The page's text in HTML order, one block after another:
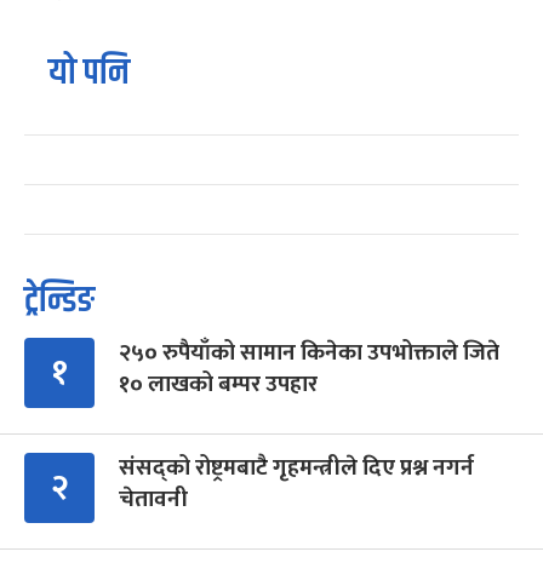
यो पनि
ट्रेन्डिङ
१
२५० रुपैयाँको सामान किनेका उपभोक्ताले जिते
१० लाखको बम्पर उपहार
२
संसद्को रोष्ट्रमबाटै गृहमन्त्रीले दिए प्रश्न नगर्न
चेतावनी